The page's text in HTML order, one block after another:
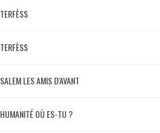
TERFÈSS
TERFÈSS
SALEM LES AMIS D'AVANT
HUMANITÉ OÙ ES-TU ?